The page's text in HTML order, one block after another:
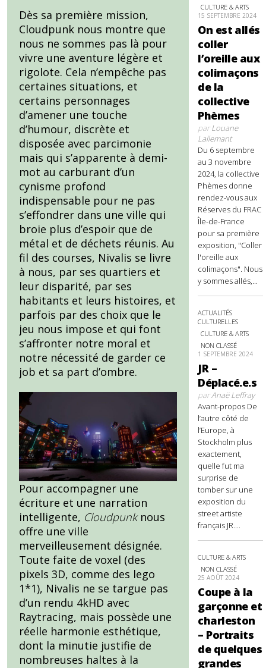
Dès sa première mission,
Cloudpunk nous montre que
nous ne sommes pas là pour
vivre une aventure légère et
rigolote. Cela n’empêche pas
certaines situations, et
certains personnages
d’amener une touche
d’humour, discrète et
disposée avec parcimonie
mais qui s’apparente à demi-
mot au carburant d’un
cynisme profond
indispensable pour ne pas
s’effondrer dans une ville qui
broie plus d’espoir que de
métal et de déchets réunis. Au
fil des courses, Nivalis se livre
à nous, par ses quartiers et
leur disparité, par ses
habitants et leurs histoires, et
parfois par des choix que le
jeu nous impose et qui font
s’affronter notre moral et
notre nécessité de garder ce
job et sa part d’ombre.
Pour accompagner une
écriture et une narration
intelligente, Cloudpunknous
offre une ville
merveilleusement désignée.
Toute faite de voxel (des
pixels 3D, comme des lego
1*1), Nivalis ne se targue pas
d’un rendu 4kHD avec
Raytracing, mais possède une
réelle harmonie esthétique,
dont la minutie justifie de
nombreuses haltes à la
CULTURE & ARTS
15 SEPTEMBRE 2024
On est allés
coller
l’oreille aux
colimaçons
de la
collective
Phèmes
parLouane
Lallemant
Du 6 septembre
au 3 novembre
2024, la collective
Phèmes donne
rendez-vous aux
Réserves du FRAC
Île-de-France
pour sa première
exposition, "Coller
l'oreille aux
colimaçons". Nous
y sommes allés,...
ACTUALITÉS
CULTURELLES
CULTURE & ARTS
NON CLASSÉ
1 SEPTEMBRE 2024
JR –
Déplacé.e.s
parAnaë Leffray
Avant-propos De
l’autre côté de
l’Europe, à
Stockholm plus
exactement,
quelle fut ma
surprise de
tomber sur une
exposition du
street artiste
français JR....
CULTURE & ARTS
NON CLASSÉ
25 AOÛT 2024
Coupe à la
garçonne et
charleston
– Portraits
de quelques
grandes